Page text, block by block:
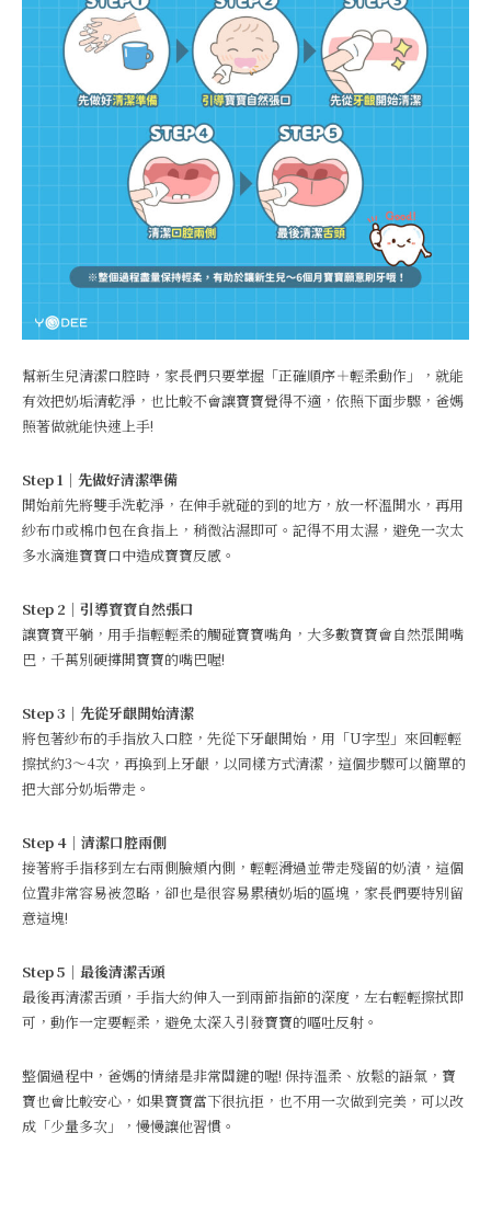
幫新生兒清潔口腔時，家長們只要掌握「正確順序＋輕柔動作」，就能
有效把奶垢清乾淨，也比較不會讓寶寶覺得不適，依照下面步驟，爸媽
照著做就能快速上手!
Step 1｜先做好清潔準備
開始前先將雙手洗乾淨，在伸手就碰的到的地方，放一杯溫開水，再用
紗布巾或棉巾包在食指上，稍微沾濕即可。記得不用太濕，避免一次太
多水滴進寶寶口中造成寶寶反感。
Step 2｜引導寶寶自然張口
讓寶寶平躺，用手指輕輕柔的觸碰寶寶嘴角，大多數寶寶會自然張開嘴
巴，千萬別硬撐開寶寶的嘴巴喔!
Step 3｜先從牙齦開始清潔
將包著紗布的手指放入口腔，先從下牙齦開始，用「U字型」來回輕輕
擦拭約3～4次，再換到上牙齦，以同樣方式清潔，這個步驟可以簡單的
把大部分奶垢帶走。
Step 4｜清潔口腔兩側
接著將手指移到左右兩側臉頰內側，輕輕滑過並帶走殘留的奶漬，這個
位置非常容易被忽略，卻也是很容易累積奶垢的區塊，家長們要特別留
意這塊!
Step 5｜最後清潔舌頭
最後再清潔舌頭，手指大約伸入一到兩節指節的深度，左右輕輕擦拭即
可，動作一定要輕柔，避免太深入引發寶寶的嘔吐反射。
整個過程中，爸媽的情緒是非常關鍵的喔! 保持溫柔、放鬆的語氣，寶
寶也會比較安心，如果寶寶當下很抗拒，也不用一次做到完美，可以改
成「少量多次」，慢慢讓他習慣。